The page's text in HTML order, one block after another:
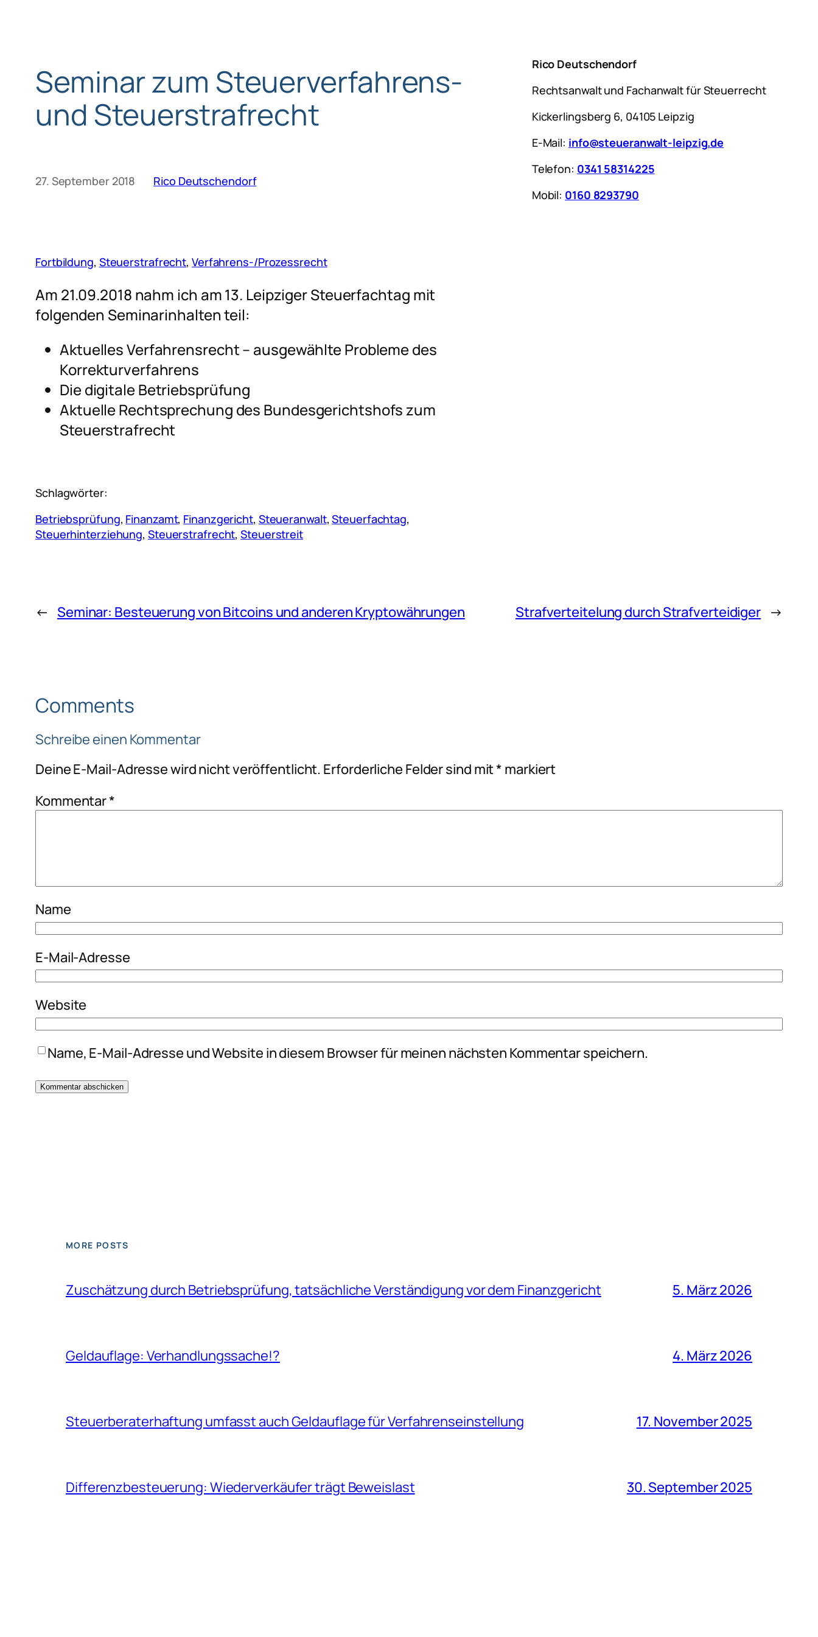
Seminar zum Steuerverfahrens-
und Steuerstrafrecht
27. September 2018 Rico Deutschendorf
Fortbildung, Steuerstrafrecht, Verfahrens-/Prozessrecht
Am 21.09.2018 nahm ich am 13. Leipziger Steuerfachtag mit
folgenden Seminarinhalten teil:
Aktuelles Verfahrensrecht – ausgewählte Probleme des
Korrekturverfahrens
Die digitale Betriebsprüfung
Aktuelle Rechtsprechung des Bundesgerichtshofs zum
Steuerstrafrecht
Schlagwörter:
Betriebsprüfung, Finanzamt, Finanzgericht, Steueranwalt, Steuerfachtag
Steuerhinterziehung, Steuerstrafrecht, Steuerstreit
Rico Deutschendorf
Rechtsanwalt und Fachanwalt für Steuerrecht
Kickerlingsberg 6, 04105 Leipzig
E-Mail: info@steueranwalt-leipzig.de
Telefon: 0341 58314225
Mobil: 0160 8293790
← Seminar: Besteuerung von Bitcoins und anderen Kryptowährungen Strafverteitelung durch Strafverteidiger →
Comments
Schreibe einen Kommentar
Deine E-Mail-Adresse wird nicht veröffentlicht. Erforderliche Felder sind mit* markiert
Kommentar*
Name
E-Mail-Adresse
Website
Name, E-Mail-Adresse und Website in diesem Browser für meinen nächsten Kommentar speichern.
MORE POSTS
Zuschätzung durch Betriebsprüfung, tatsächliche Verständigung vor dem Finanzgericht 5. März 2026
Geldauflage: Verhandlungssache!? 4. März 2026
Steuerberaterhaftung umfasst auch Geldauflage für Verfahrenseinstellung 17. November 2025
Differenzbesteuerung: Wiederverkäufer trägt Beweislast 30. September 2025